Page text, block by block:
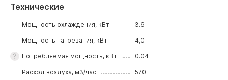
Технические
Мощность охлаждения, кВт 3.6
Мощность нагревания, кВт 4,0
Потребляемая мощность, кВт 0.04
Расход воздуха, м3/час 570